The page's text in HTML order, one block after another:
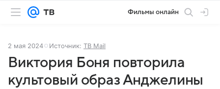
Фильмы онлайн
2 мая 2024 Источник: ТВ Mail
Виктория Боня повторила
культовый образ Анджелины